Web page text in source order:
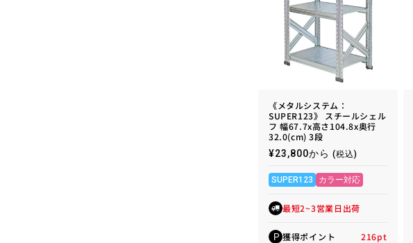
《メタルシステム：
SUPER123》 スチールシェル
フ 幅67.7x高さ104.8x奥行
32.0(cm) 3段
通
価
格
¥23,800から (税込)
SUPER123 カラー対応
最短2~3営業日出荷
P 獲得ポイント 216pt